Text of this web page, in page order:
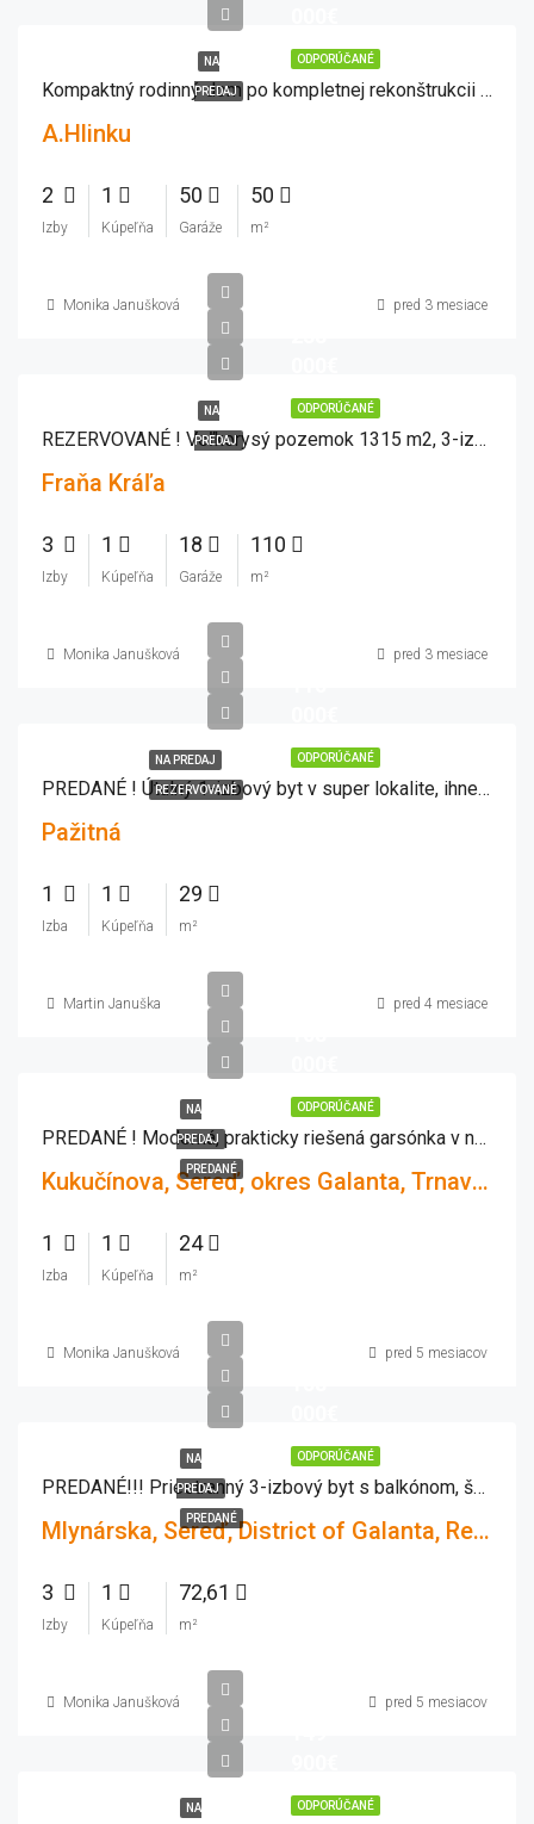
ODPORÚČANÉ
NA
PREDAJ Kompaktný rodinný dom po kompletnej rekonštrukcii + priestranná garáž 50 m2 – ideálne bývanie aj podnikanie!
A.Hlinku
2
Izby
1
Kúpeľňa
50
Garáže
50
m²
Monika Janušková pred 3 mesiace
ODPORÚČANÉ
NA
PREDAJ REZERVOVANÉ ! Veľkorysý pozemok 1315 m2, 3-izb. RD, garáž, letná kuchyňa, vírivka , záhrada
Fraňa Kráľa
3
Izby
1
Kúpeľňa
18
Garáže
110
m²
Monika Janušková pred 3 mesiace
ODPORÚČANÉ
NA PREDAJ
REZERVOVANÉ PREDANÉ ! Útulný 1-izbový byt v super lokalite, ihneď voľný
Pažitná
1
Izba
1
Kúpeľňa
29
m²
Martin Januška pred 4 mesiace
ODPORÚČANÉ
NA
PREDAJ
PREDANÉ
PREDANÉ ! Moderná, prakticky riešená garsónka v novostavbe MEANDER Sereď
Kukučínova, Sereď, okres Galanta, Trnavský kraj, Západné Slovensko, 926 01, Slovensko
1
Izba
1
Kúpeľňa
24
m²
Monika Janušková pred 5 mesiacov
ODPORÚČANÉ
NA
PREDAJ
PREDANÉ
PREDANÉ!!! Priestranný 3-izbový byt s balkónom, šatníkom a krásnym výhľadom – Sereď, Mlynárska
Mlynárska, Sereď, District of Galanta, Region of Trnava, Western Slovakia, 926 01, Slovakia
3
Izby
1
Kúpeľňa
72,61
m²
Monika Janušková pred 5 mesiacov
ODPORÚČANÉ
NA